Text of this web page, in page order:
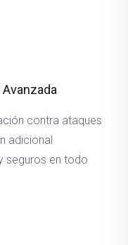
contra ataques
adicional.
seguros en todo